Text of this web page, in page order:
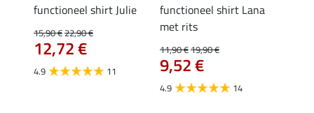
functioneel shirt Julie
15,90 €22,90 €
12,72 €
4.9 11
functioneel shirt Lana
met rits
11,90 €19,90 €
9,52 €
4.9 14